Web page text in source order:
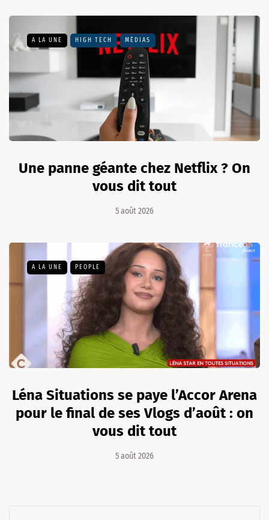
A LA UNE HIGH TECH MÉDIAS
Une panne géante chez Netflix ? On
vous dit tout
5 août 2026
A LA UNE PEOPLE
Léna Situations se paye l’Accor Arena
pour le final de ses Vlogs d’août : on
vous dit tout
5 août 2026